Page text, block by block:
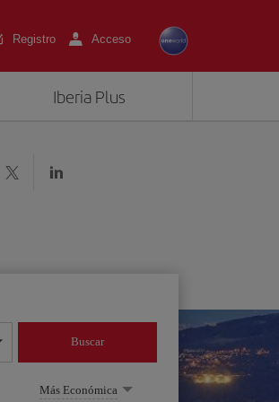
Registro Acceso
Iberia Plus
Buscar
Más Económica